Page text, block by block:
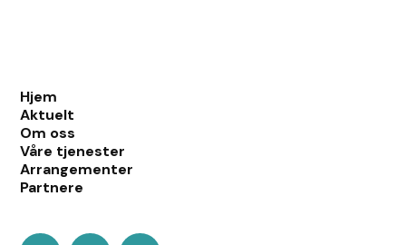
Hjem
Aktuelt
Om oss
Våre tjenester
Arrangementer
Partnere